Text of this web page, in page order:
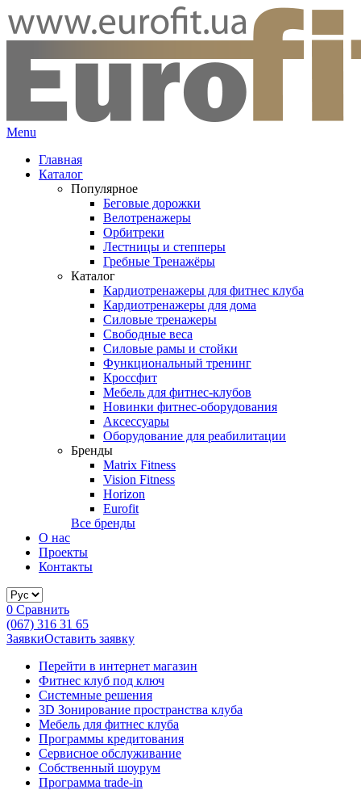
Menu
Главная
Каталог
Популярное
Беговые дорожки
Велотренажеры
Орбитреки
Лестницы и степперы
Гребные Тренажёры
Каталог
Кардиотренажеры для фитнес клуба
Кардиотренажеры для дома
Силовые тренажеры
Свободные веса
Силовые рамы и стойки
Функциональный тренинг
Кроссфит
Мебель для фитнес-клубов
Новинки фитнес-оборудования
Аксессуары
Оборудование для реабилитации
Бренды
Matrix Fitness
Vision Fitness
Horizon
Eurofit
Все бренды
О нас
Проекты
Контакты
0 Сравнить
(067) 316 31 65
ЗаявкиОставить заявку
Перейти в интернет магазин
Фитнес клуб под ключ
Системные решения
3D Зонирование пространства клуба
Мебель для фитнес клуба
Программы кредитования
Сервисное обслуживание
Собственный шоурум
Программа trade-in